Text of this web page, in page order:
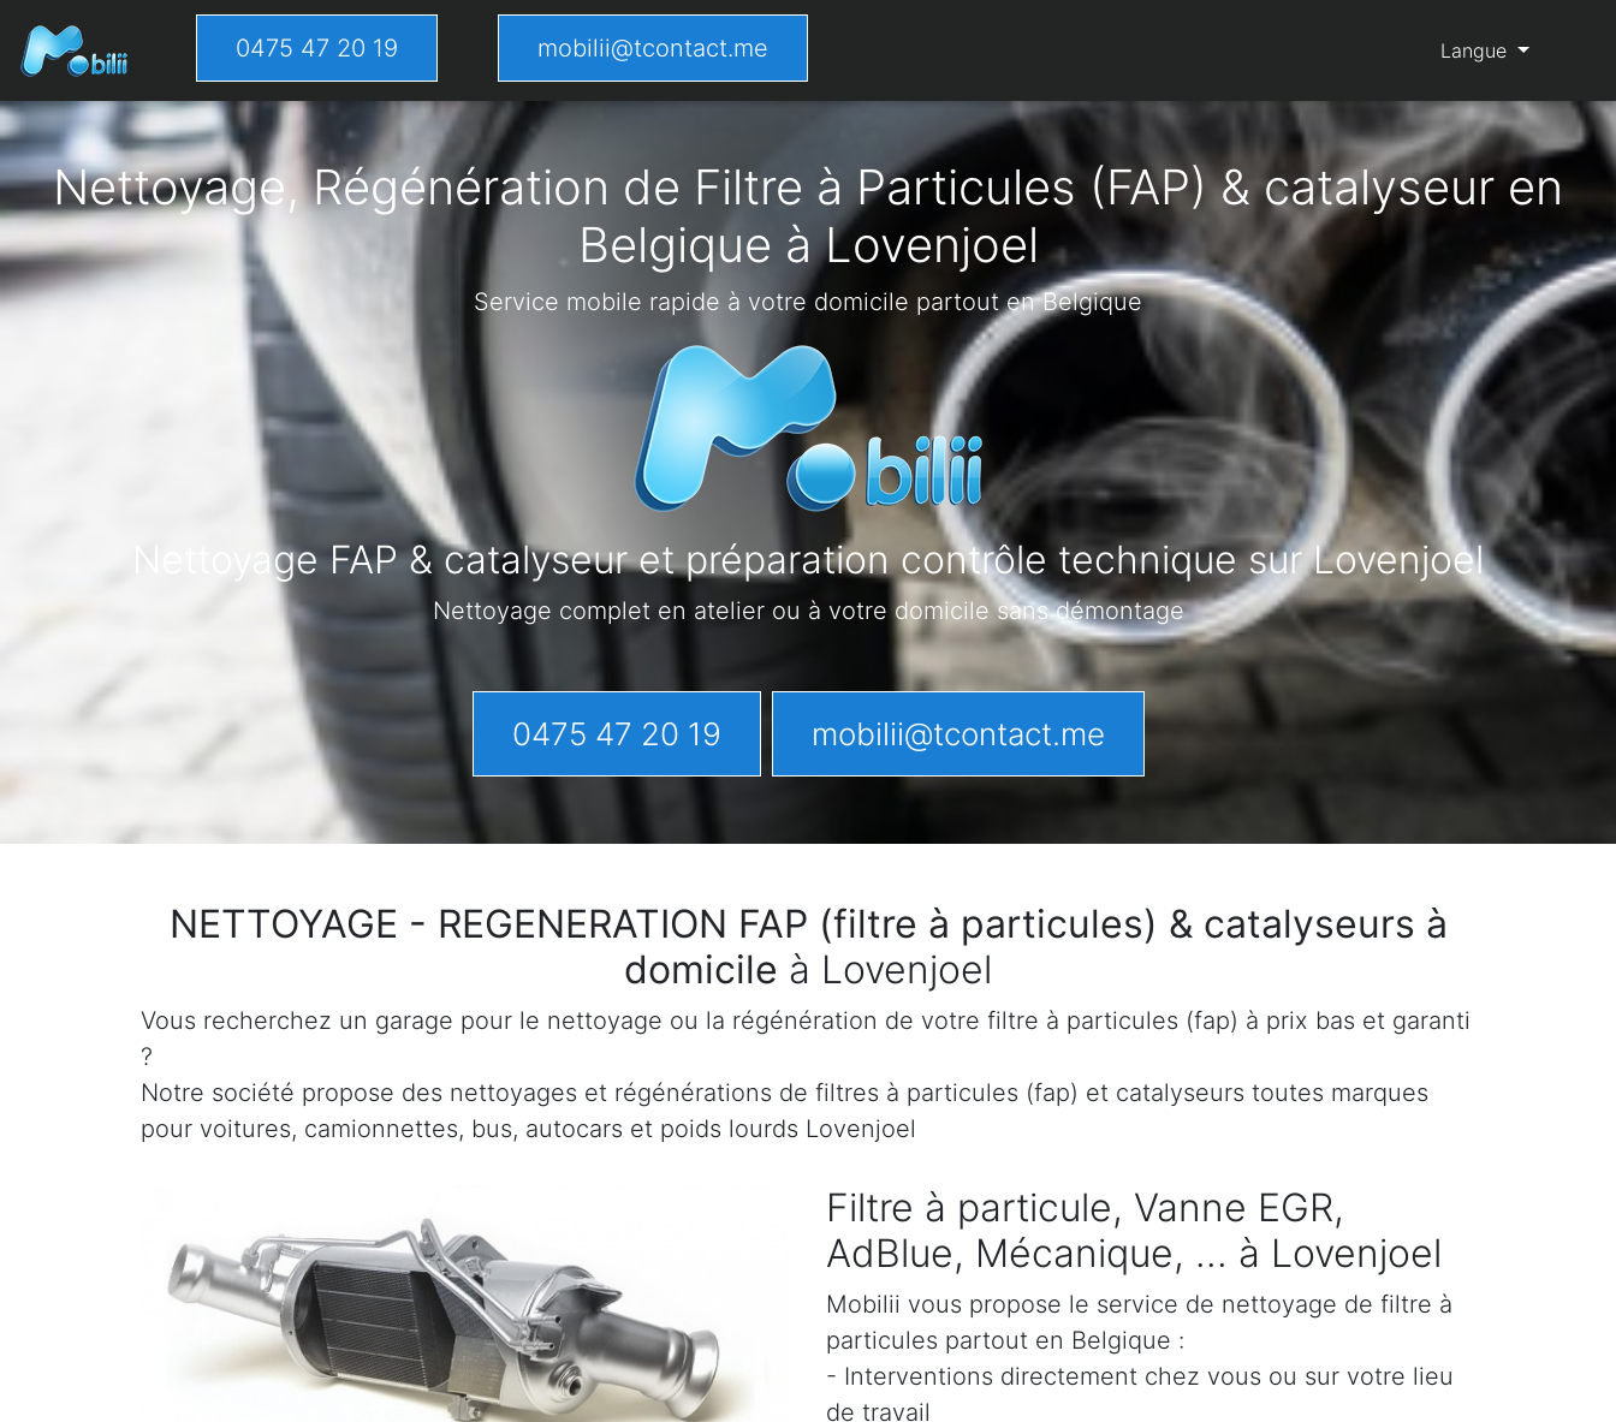
0475 47 20 19 mobilii@tcontact.me Langue
Nettoyage, Régénération de Filtre à Particules (FAP) & catalyseur en
Belgique à Lovenjoel
Service mobile rapide à votre domicile partout en Belgique
Nettoyage FAP & catalyseur et préparation contrôle technique sur Lovenjoel
Nettoyage complet en atelier ou à votre domicile sans démontage
0475 47 20 19 mobilii@tcontact.me
NETTOYAGE - REGENERATION FAP (filtre à particules) & catalyseurs à
domicile à Lovenjoel
Vous recherchez un garage pour le nettoyage ou la régénération de votre filtre à particules (fap) à prix bas et garanti
?
Notre société propose des nettoyages et régénérations de filtres à particules (fap) et catalyseurs toutes marques
pour voitures, camionnettes, bus, autocars et poids lourds Lovenjoel
Filtre à particule, Vanne EGR,
AdBlue, Mécanique, ... à Lovenjoel
Mobilii vous propose le service de nettoyage de filtre à
particules partout en Belgique :
- Interventions directement chez vous ou sur votre lieu
de travail